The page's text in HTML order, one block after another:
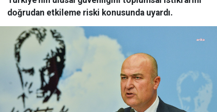
doğrudan etkileme riski konusunda uyardı.